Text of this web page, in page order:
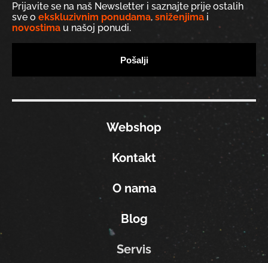
Prijavite se na naš Newsletter i saznajte prije ostalih
sve o ekskluzivnim ponudama, sniženjima i
novostima u našoj ponudi.
Webshop
Kontakt
O nama
Blog
Servis